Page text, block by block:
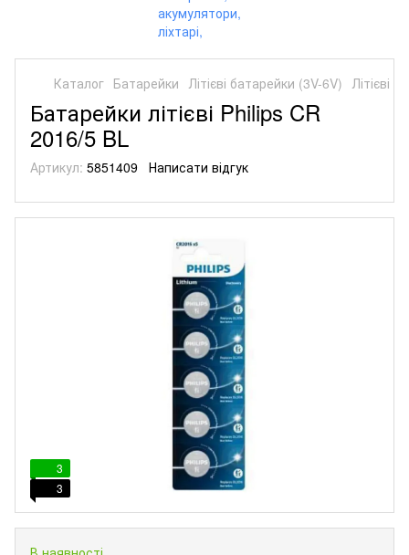
Каталог Батарейки Літієві батарейки (3V-6V) Літієві
Батарейки літієві Philips CR
2016/5 BL
Артикул: 5851409 Написати відгук
3
3